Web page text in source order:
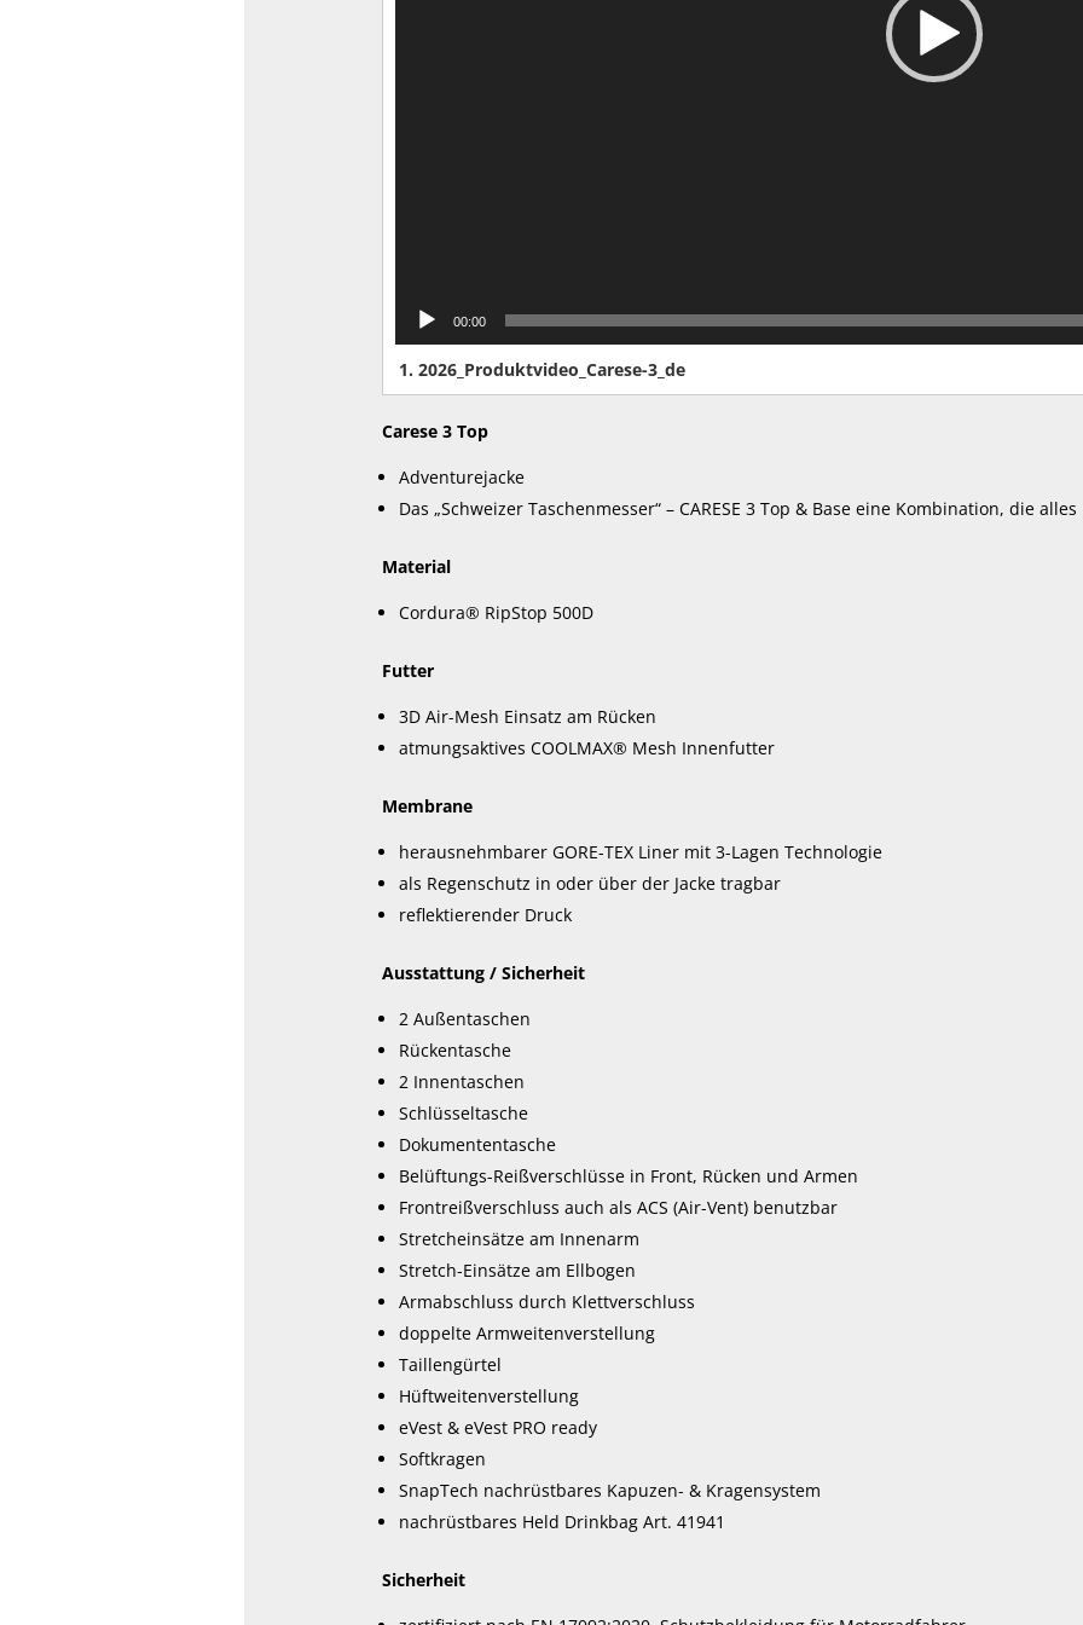
00:00
1. 2026_Produktvideo_Carese-3_de
Carese 3 Top
Adventurejacke
Das „Schweizer Taschenmesser“ – CARESE 3 Top & Base eine Kombination, die
Material
Cordura® RipStop 500D
Futter
3D Air-Mesh Einsatz am Rücken
atmungsaktives COOLMAX® Mesh Innenfutter
Membrane
herausnehmbarer GORE-TEX Liner mit 3-Lagen Technologie
als Regenschutz in oder über der Jacke tragbar
reflektierender Druck
Ausstattung / Sicherheit
2 Außentaschen
Rückentasche
2 Innentaschen
Schlüsseltasche
Dokumententasche
Belüftungs-Reißverschlüsse in Front, Rücken und Armen
Frontreißverschluss auch als ACS (Air-Vent) benutzbar
Stretcheinsätze am Innenarm
Stretch-Einsätze am Ellbogen
Armabschluss durch Klettverschluss
doppelte Armweitenverstellung
Taillengürtel
Hüftweitenverstellung
eVest & eVest PRO ready
Softkragen
SnapTech nachrüstbares Kapuzen- & Kragensystem
nachrüstbares Held Drinkbag Art. 41941
Sicherheit